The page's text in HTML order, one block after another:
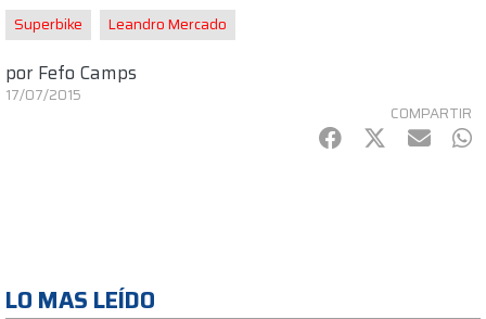
Superbike Leandro Mercado
por Fefo Camps
17/07/2015
COMPARTIR
Facebook
Twitter
mail
LO MAS LEÍDO